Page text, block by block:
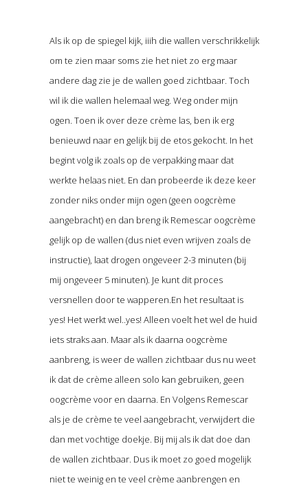
Als ik op de spiegel kijk, iiih die wallen verschrikkelijk
om te zien maar soms zie het niet zo erg maar
andere dag zie je de wallen goed zichtbaar. Toch
wil ik die wallen helemaal weg. Weg onder mijn
ogen. Toen ik over deze crème las, ben ik erg
benieuwd naar en gelijk bij de etos gekocht. In het
begint volg ik zoals op de verpakking maar dat
werkte helaas niet. En dan probeerde ik deze keer
zonder niks onder mijn ogen (geen oogcrème
aangebracht) en dan breng ik Remescar oogcrème
gelijk op de wallen (dus niet even wrijven zoals de
instructie), laat drogen ongeveer 2-3 minuten (bij
mij ongeveer 5 minuten). Je kunt dit proces
versnellen door te wapperen.En het resultaat is
yes! Het werkt wel..yes! Alleen voelt het wel de huid
iets straks aan. Maar als ik daarna oogcrème
aanbreng, is weer de wallen zichtbaar dus nu weet
ik dat de crème alleen solo kan gebruiken, geen
oogcrème voor en daarna. En Volgens Remescar
als je de crème te veel aangebracht, verwijdert die
dan met vochtige doekje. Bij mij als ik dat doe dan
de wallen zichtbaar. Dus ik moet zo goed mogelijk
niet te weinig en te veel crème aanbrengen en